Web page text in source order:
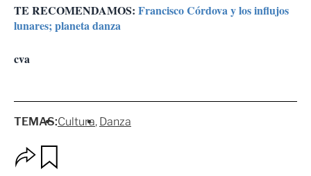
TE RECOMENDAMOS: Francisco Córdova y los influjos
lunares; planeta danza
cva
TEMAS:Cultura Danza